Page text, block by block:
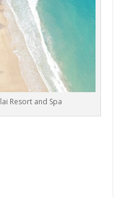
Resort and Spa